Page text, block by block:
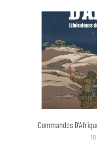
Commandos